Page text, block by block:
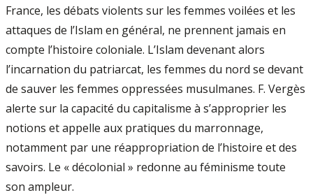
France, les débats violents sur les femmes voilées et les
attaques de l’Islam en général, ne prennent jamais en
compte l’histoire coloniale. L’Islam devenant alors
l’incarnation du patriarcat, les femmes du nord se devant
de sauver les femmes oppressées musulmanes. F. Vergès
alerte sur la capacité du capitalisme à s’approprier les
notions et appelle aux pratiques du marronnage,
notamment par une réappropriation de l’histoire et des
savoirs. Le « décolonial » redonne au féminisme toute
son ampleur.